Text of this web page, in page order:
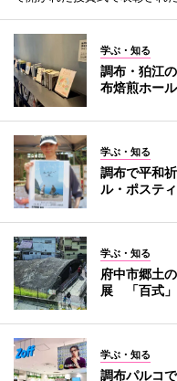
学ぶ・知る
調布・狛江
布焙煎ホー
学ぶ・知る
調布で平和
ル・ポステ
学ぶ・知る
府中市郷土
展 「百式
学ぶ・知る
調布パルコ